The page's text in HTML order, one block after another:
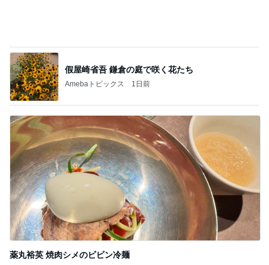
假屋崎省吾 鎌倉の庭で咲く花たち
Amebaトピックス 1日前
薬丸裕英 焼肉シメのビビン冷麺